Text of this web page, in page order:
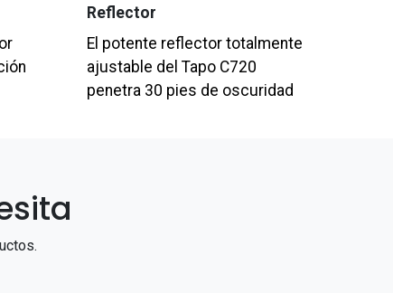
Reflector
El potente reflector totalmente
ajustable del Tapo C720
penetra 30 pies de oscuridad